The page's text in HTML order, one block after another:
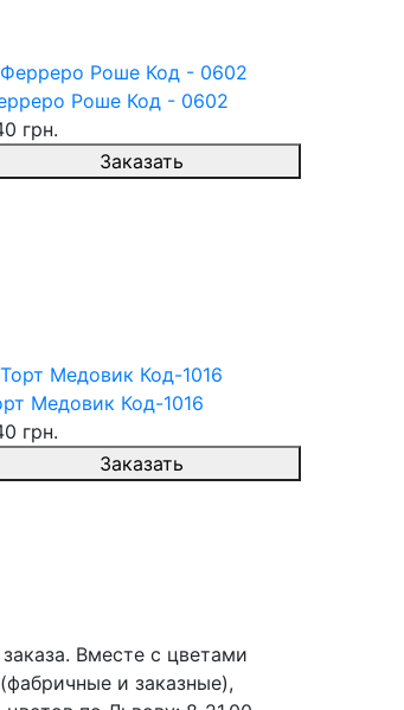
Роше Код - 0602
грн.
Заказать
Медовик Код-1016
грн.
Заказать
Вместе с цветами
и заказные),